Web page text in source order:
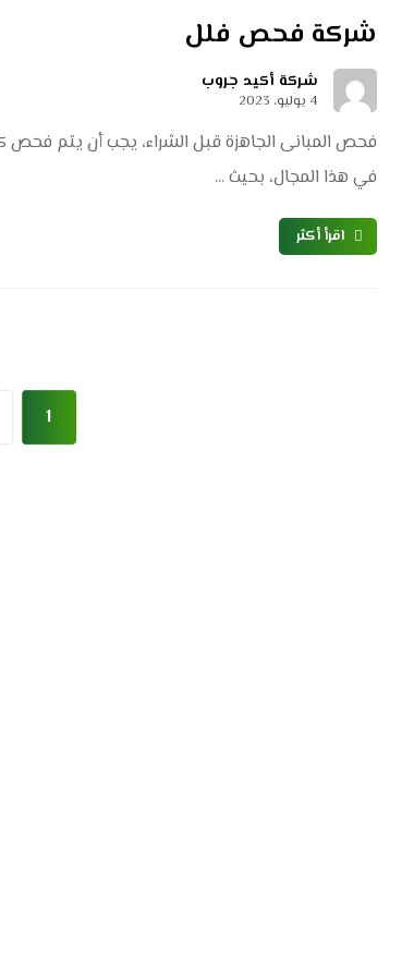
شركة فحص فلل
شركة أكيد جروب
4 يوليو، 2023
فحص المبانى الجاهزة قبل الشراء، يجب أن يتم
في هذا المجال، بحيث ...
اقرأ أكثر
1